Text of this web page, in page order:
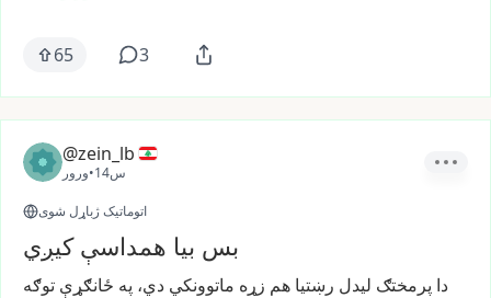
65 3
@zein_lb
ورور• 14س
اتوماتیک ژباړل شوی
بس بیا همداسې کیږي
دا پرمختګ لیدل رښتیا هم زړه ماتوونکي دي، په ځانګړې توګه